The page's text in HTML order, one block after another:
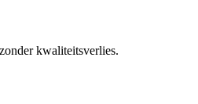
kwaliteitsverlies.